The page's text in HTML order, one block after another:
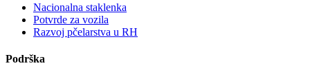
Nacionalna staklenka
Potvrde za vozila
Razvoj pčelarstva u RH
Podrška